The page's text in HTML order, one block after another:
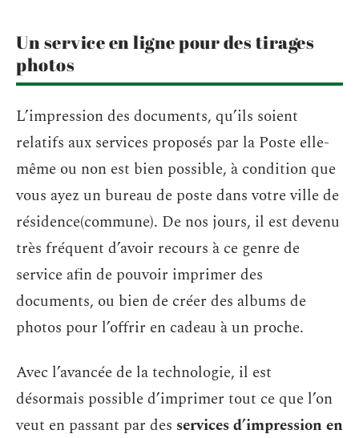
Un service en ligne pour des tirages
photos
L’impression des documents, qu’ils soient
relatifs aux services proposés par la Poste elle-
même ou non est bien possible, à condition que
vous ayez un bureau de poste dans votre ville de
résidence(commune). De nos jours, il est devenu
très fréquent d’avoir recours à ce genre de
service afin de pouvoir imprimer des
documents, ou bien de créer des albums de
photos pour l’offrir en cadeau à un proche.
Avec l’avancée de la technologie, il est
désormais possible d’imprimer tout ce que l’on
veut en passant par des services d’impression en